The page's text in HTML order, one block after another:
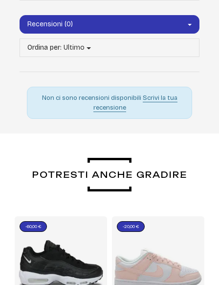
Recensioni (0)
Ordina per: Ultimo
Non ci sono recensioni disponibili Scrivi la tua
recensione
POTRESTI ANCHE GRADIRE
-60,00 € -20,00 €